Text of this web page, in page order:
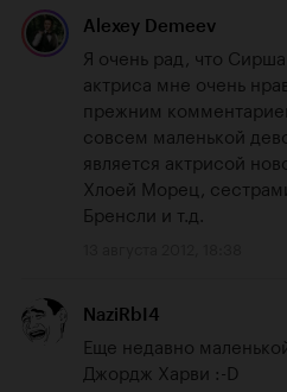
Alexey Demeev
Я очень рад, что
актриса мне очень
прежним
совсем маленькой
является актрисой
Хлоей Морец,
Бренсли и т.д.
NaziRbI4
Еще недавно
Джордж Харви :-D